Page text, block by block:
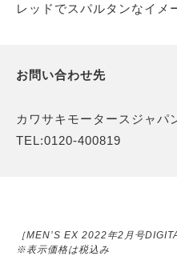
レッドでスパルタンなイメ
お問い合わせ先
カワサキモータースジャパ
TEL:0120-400819
［MEN’S EX 2022年2月号
※表示価格は税込み